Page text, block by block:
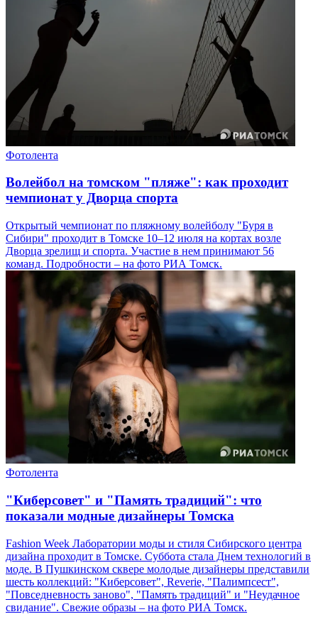
Фотолента
Волейбол на томском "пляже": как проходит
чемпионат у Дворца спорта
Открытый чемпионат по пляжному волейболу "Буря в
Сибири" проходит в Томске 10–12 июля на кортах возле
Дворца зрелищ и спорта. Участие в нем принимают 56
команд. Подробности – на фото РИА Томск.
Фотолента
"Киберсовет" и "Память традиций": что
показали модные дизайнеры Томска
Fashion Week Лаборатории моды и стиля Сибирского центра
дизайна проходит в Томске. Суббота стала Днем технологий в
моде. В Пушкинском сквере молодые дизайнеры представили
шесть коллекций: "Киберсовет", Reverie, "Палимпсест",
"Повседневность заново", "Память традиций" и "Неудачное
свидание". Свежие образы – на фото РИА Томск.